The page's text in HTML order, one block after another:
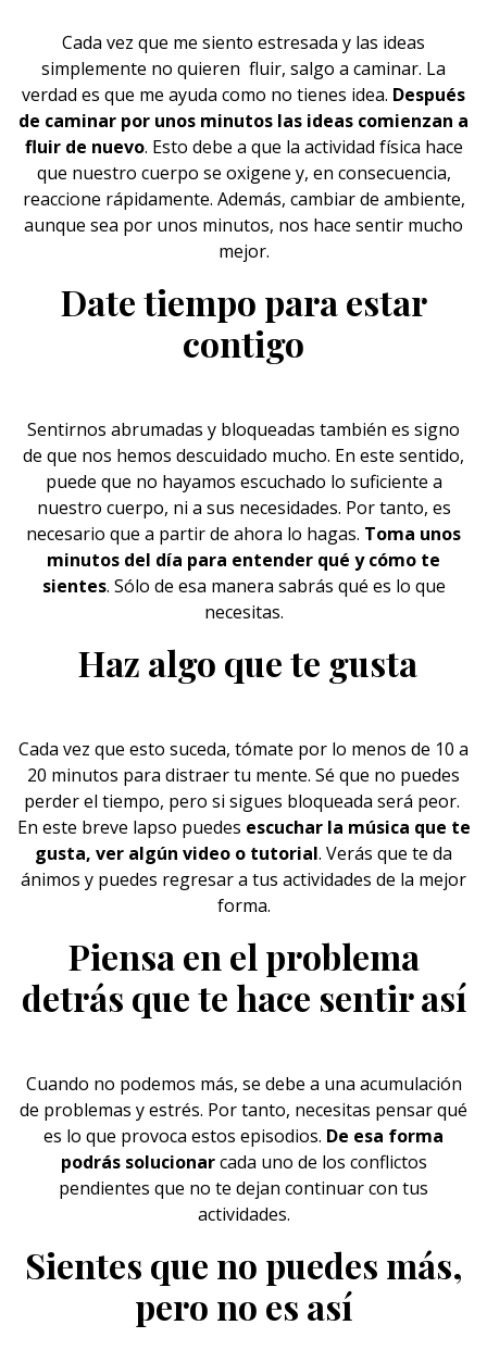
Cada vez que me siento estresada y las ideas
simplemente no quieren fluir, salgo a caminar. La
verdad es que me ayuda como no tienes idea. Después
de caminar por unos minutos las ideas comienzan a
fluir de nuevo. Esto debe a que la actividad física hace
que nuestro cuerpo se oxigene y, en consecuencia,
reaccione rápidamente. Además, cambiar de ambiente,
aunque sea por unos minutos, nos hace sentir mucho
mejor.
Date tiempo para estar
contigo
Sentirnos abrumadas y bloqueadas también es signo
de que nos hemos descuidado mucho. En este sentido,
puede que no hayamos escuchado lo suficiente a
nuestro cuerpo, ni a sus necesidades. Por tanto, es
necesario que a partir de ahora lo hagas. Toma unos
minutos del día para entender qué y cómo te
sientes. Sólo de esa manera sabrás qué es lo que
necesitas.
Haz algo que te gusta
Cada vez que esto suceda, tómate por lo menos de 10 a
20 minutos para distraer tu mente. Sé que no puedes
perder el tiempo, pero si sigues bloqueada será peor.
En este breve lapso puedes escuchar la música que te
gusta, ver algún video o tutorial. Verás que te da
ánimos y puedes regresar a tus actividades de la mejor
forma.
Piensa en el problema
detrás que te hace sentir así
Cuando no podemos más, se debe a una acumulación
de problemas y estrés. Por tanto, necesitas pensar qué
es lo que provoca estos episodios. De esa forma
podrás solucionarcada uno de los conflictos
pendientes que no te dejan continuar con tus
actividades.
Sientes que no puedes más,
pero no es así